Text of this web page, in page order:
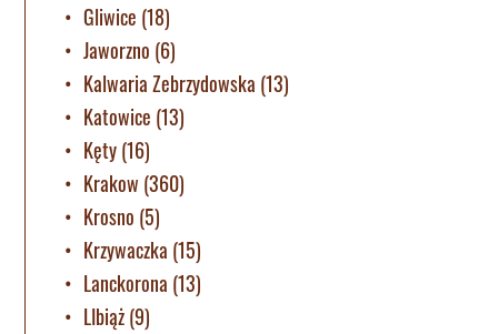
Gliwice (18)
Jaworzno (6)
Kalwaria Zebrzydowska (13)
Katowice (13)
Kęty(16)
Krakow (360)
Krosno (5)
Krzywaczka (15)
Lanckorona (13)
LIbiąż(9)